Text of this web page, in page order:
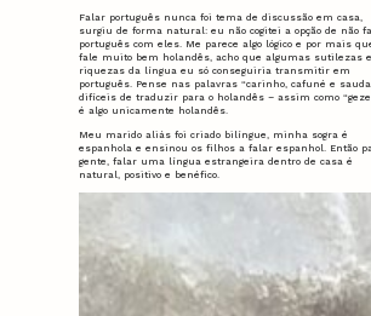
Falar português nunca foi tema de discussão em casa,
surgiu de forma natural: eu não cogitei a opção de não
português com eles. Me parece algo lógico e por mais
fale muito bem holandês, acho que algumas sutilezas e
riquezas da língua eu só conseguiria transmitir em
português. Pense nas palavras “carinho, cafuné e
difíceis de traduzir para o holandês – assim como
é algo unicamente holandês.
Meu marido aliás foi criado bilíngue, minha sogra é
espanhola e ensinou os filhos a falar espanhol. Então
gente, falar uma língua estrangeira dentro de casa é
natural, positivo e benéfico.